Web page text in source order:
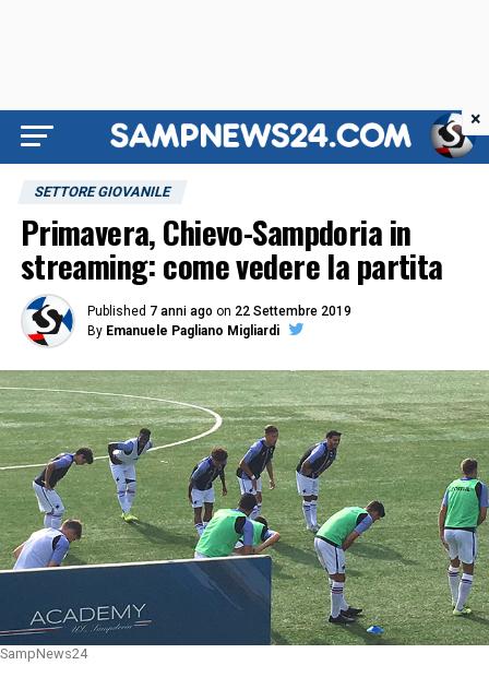
SETTORE GIOVANILE
Primavera, Chievo-Sampdoria in
streaming: come vedere la partita
Published 7 anni ago on 22 Settembre 2019
By Emanuele Pagliano Migliardi
SampNews24
×